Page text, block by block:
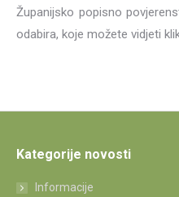
Županijsko popisno
odabira, koje možete vidjeti
Kategorije novosti
Informacije